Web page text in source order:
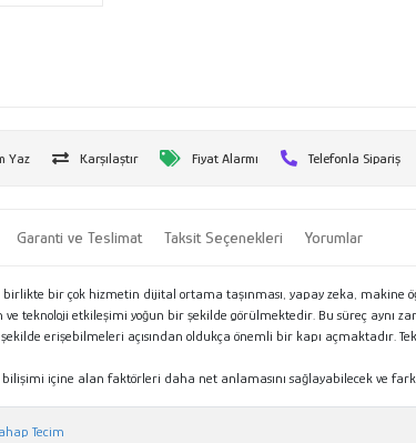
Yaz Karşılaştır Fiyat Alarmı Telefonla Sipariş
Garanti ve Teslimat Taksit Seçenekleri Yorumlar
bir çok hizmetin dijital ortama taşınması, yapay zeka, makine
teknoloji etkileşimi yoğun bir şekilde görülmektedir. Bu süreç aynı
erişebilmeleri açısından oldukça önemli bir kapı açmaktadır.
içine alan faktörleri daha net anlamasını sağlayabilecek ve
Tecim